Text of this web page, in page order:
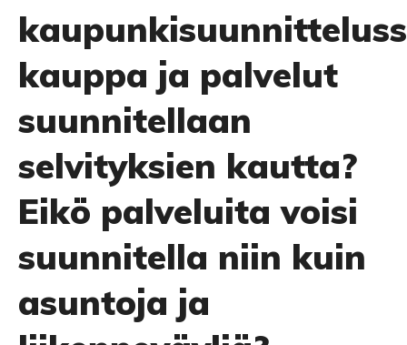
kauppa ja palvelut
suunnitellaan
selvityksien kautta?
Eikö palveluita voisi
suunnitella niin kuin
asuntoja ja